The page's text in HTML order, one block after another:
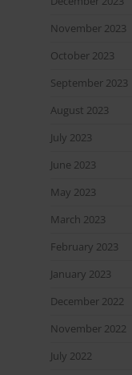
November 2023
October 2023
September 2023
August 2023
July 2023
June 2023
May 2023
March 2023
February 2023
January 2023
December 2022
November 2022
July 2022